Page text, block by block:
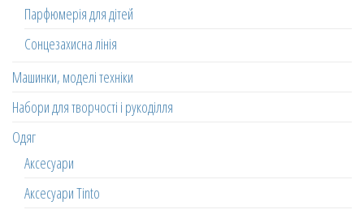
Парфюмерія для дітей
Сонцезахисна лінія
Машинки, моделі техніки
Набори для творчості і рукоділля
Одяг
Аксесуари
Аксесуари Tinto